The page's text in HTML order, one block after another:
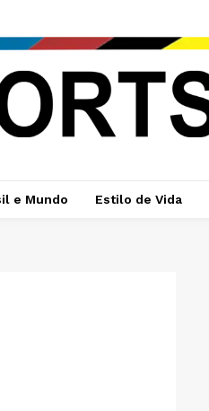
e Mundo Estilo de Vida